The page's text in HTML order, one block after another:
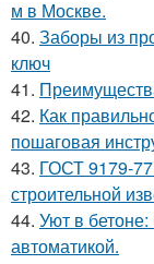
м в Москве.
40. Заборы из
ключ
41.
42. Как
пошаговая
43. ГОСТ 9179-
строительной
44. Уют в
автоматикой.